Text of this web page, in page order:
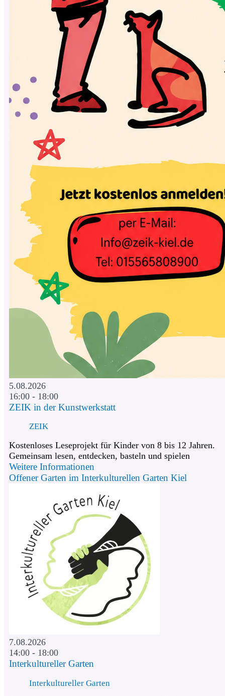
5.08.2026
16:00 - 18:00
ZEIK in der Kunstwerkstatt
ZEIK
Kostenloses Leseprojekt für Kinder von 8 bis 12 Jahren.
Gemeinsam lesen, entdecken, basteln und spielen
Weitere Informationen
Offener Garten im Interkulturellen Garten Kiel
7.08.2026
14:00 - 18:00
Interkultureller Garten
Interkultureller Garten